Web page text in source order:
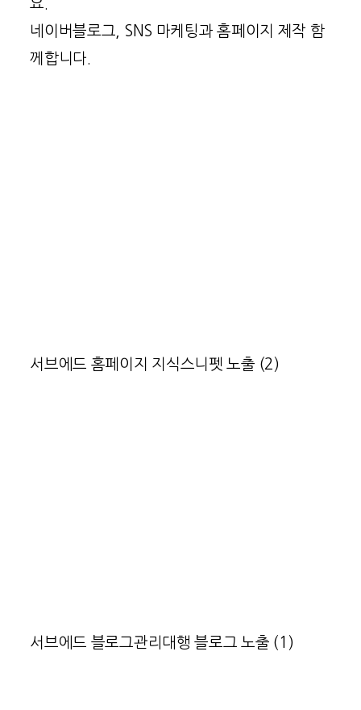
요.
네이버블로그, SNS 마케팅과 홈페이지 제작 함
께합니다.
서브에드 홈페이지 지식스니펫 노출 (2)
서브에드 블로그관리대행 블로그 노출 (1)